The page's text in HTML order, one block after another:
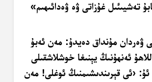
تەشيىئىل غۇزاتى ۋە ۋەدائىھىم»
ۋەردان مۇنداق دەيدۇ: مەن ئەبۇ
ئەنھۇنىڭ يېنىغا خوشلاشقىلى
‹ئى قېرىندىشىمنىڭ ئوغلى! مەن